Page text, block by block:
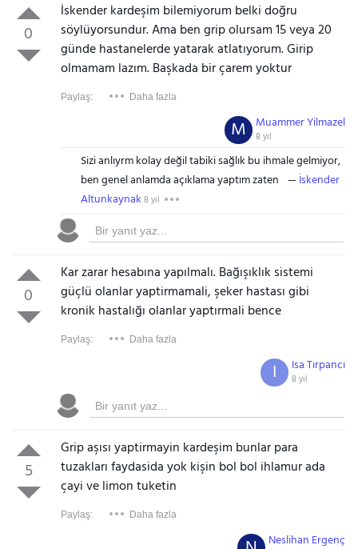
0
İskender kardeşim bilemiyorum belki doğru
söylüyorsundur. Ama ben grip olursam 15 veya 20
günde hastanelerde yatarak atlatıyorum. Girip
olmamam lazım. Başkada bir çarem yoktur
Paylaş: Daha fazla
Muammer Yilmazel
8 yıl
M
Sizi anlıyrm kolay değil tabiki sağlık bu ihmale gelmiyor,
ben genel anlamda açıklama yaptım zaten
İskender
Altunkaynak 8 yıl
0
Kar zarar hesabına yapılmalı. Bağışıklık sistemi
güçlü olanlar yaptirmamali, şeker hastası gibi
kronik hastalığı olanlar yaptırmali bence
Paylaş: Daha fazla
Isa Tırpancı
8 yıl
I
5
Grip aşısı yaptirmayin kardeşim bunlar para
tuzakları faydasida yok kişin bol bol ihlamur ada
çayi ve limon tuketin
Paylaş: Daha fazla
Neslihan Ergenç